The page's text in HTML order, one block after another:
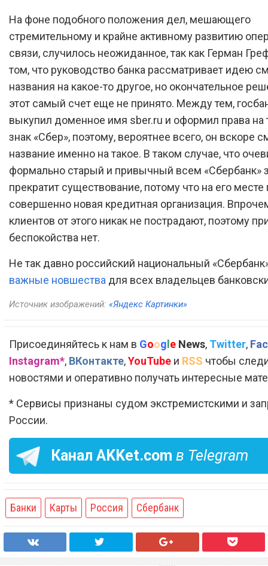
На фоне подобного положения дел, мешающего
стремительному и крайне активному развитию
связи, случилось неожиданное, так как Герман
том, что руководство банка рассматривает идею
названия на какое-то другое, но окончательное
этот самый счет еще не принято. Между тем,
выкупил доменное имя sber.ru и оформил права на
знак «Сбер», поэтому, вероятнее всего, он вскоре
название именно на такое. В таком случае, что
формально старый и привычный всем «Сбербанк»
прекратит существование, потому что на его месте
совершенно новая кредитная организация.
клиентов от этого никак не пострадают, поэтому
беспокойства нет.
Не так давно российский национальный
важные новшества для всех владельцев
Источник изображений: «Яндекс Картинки»
Присоединяйтесь к нам в Google News, Twitter,
Instagram*, ВКонтакте,YouTube и RSS чтобы
новостями и оперативно получать интересные
* Сервисы признаны судом экстремистскими и
России.
Канал AKKet.com в Telegram
Банки Карты Россия Сбербанк